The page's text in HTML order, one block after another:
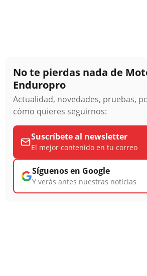
No te pierdas nada de
Enduropro
Actualidad, novedades, pruebas,
cómo quieres seguirnos:
Suscríbete al newsletter
El mejor contenido en tu correo
Síguenos en Google
Y verás antes nuestras noticias